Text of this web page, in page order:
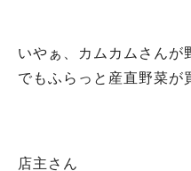
いやぁ、カムカムさんが
でもふらっと産直野菜が
店主さん